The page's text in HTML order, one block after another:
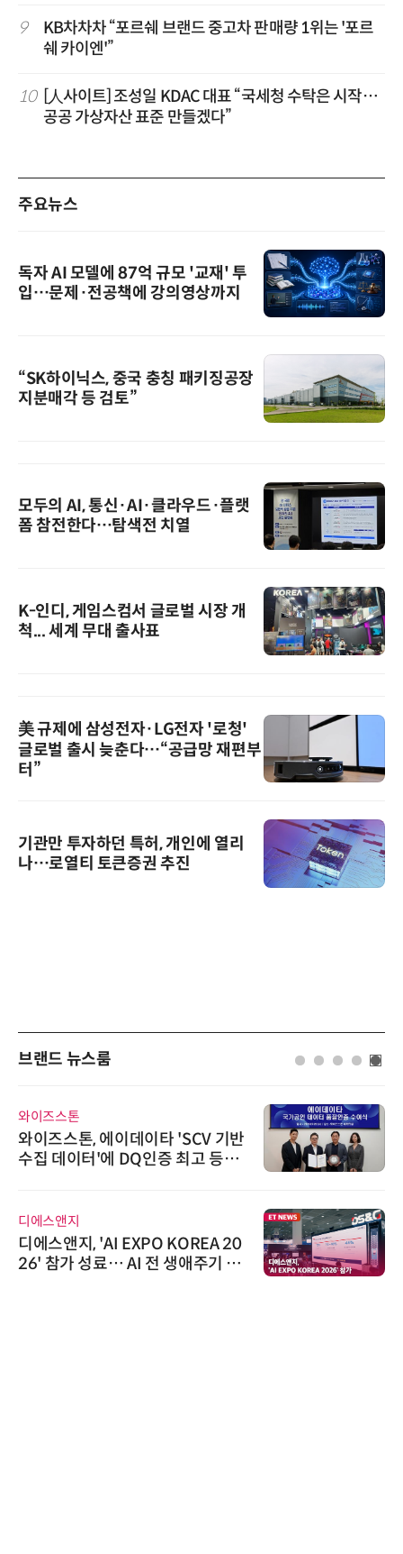
9
KB차차차 “포르쉐 브랜드 중고차 판매량 1위는 '포르
쉐 카이엔'”
10 [人사이트] 조성일 KDAC 대표 “국세청 수탁은 시작…
공공 가상자산 표준 만들겠다”
주요뉴스
독자 AI 모델에 87억 규모 '교재' 투
입…문제·전공책에 강의영상까지
“SK하이닉스, 중국 충칭 패키징공장
지분매각 등 검토”
모두의 AI, 통신·AI·클라우드·플랫
폼 참전한다…탐색전 치열
K-인디, 게임스컴서 글로벌 시장 개
척... 세계 무대 출사표
美 규제에 삼성전자·LG전자 '로청'
글로벌 출시 늦춘다…“공급망 재편부
터”
기관만 투자하던 특허, 개인에 열리
나…로열티 토큰증권 추진
브랜드 뉴스룸
와이즈스톤
와이즈스톤, 에이데이타 'SCV 기반
수집 데이터'에 DQ인증 최고 등급
디에스앤지
디에스앤지, 'AI EXPO KOREA 20
26' 참가 성료… AI 전 생애주기 아